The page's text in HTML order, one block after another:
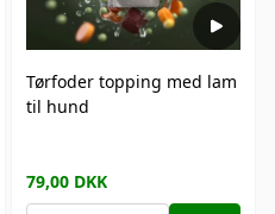
Tørfoder topping med lam
til hund
79,00 DKK